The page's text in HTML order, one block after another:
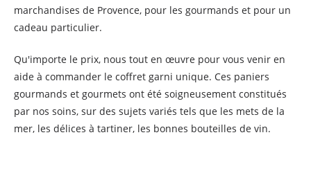
marchandises de Provence, pour les gourmands et pour un
cadeau particulier.
Qu'importe le prix, nous tout en œuvre pour vous venir en
aide à commander le coffret garni unique. Ces paniers
gourmands et gourmets ont été soigneusement constitués
par nos soins, sur des sujets variés tels que les mets de la
mer, les délices à tartiner, les bonnes bouteilles de vin.